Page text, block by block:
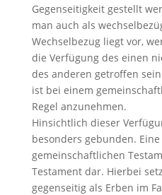
Gegenseitigkeit gestellt
man auch als
Wechselbezug liegt vor,
die Verfügung des einen
des anderen getroffen sein
ist bei einem
Regel anzunehmen.
Hinsichtlich dieser
besonders gebunden.
gemeinschaftlichen
Testament dar. Hierbei
gegenseitig als Erben im